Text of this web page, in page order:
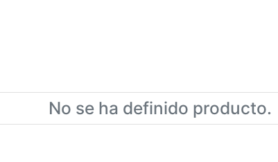
No se ha definido producto.